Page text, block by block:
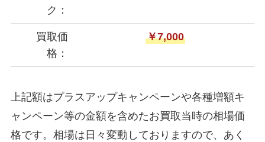
ク：
買取価
格：
￥7,000
上記額はプラスアップキャンペーンや各種増額キ
ャンペーン等の金額を含めたお買取当時の相場価
格です。相場は日々変動しておりますので、あく